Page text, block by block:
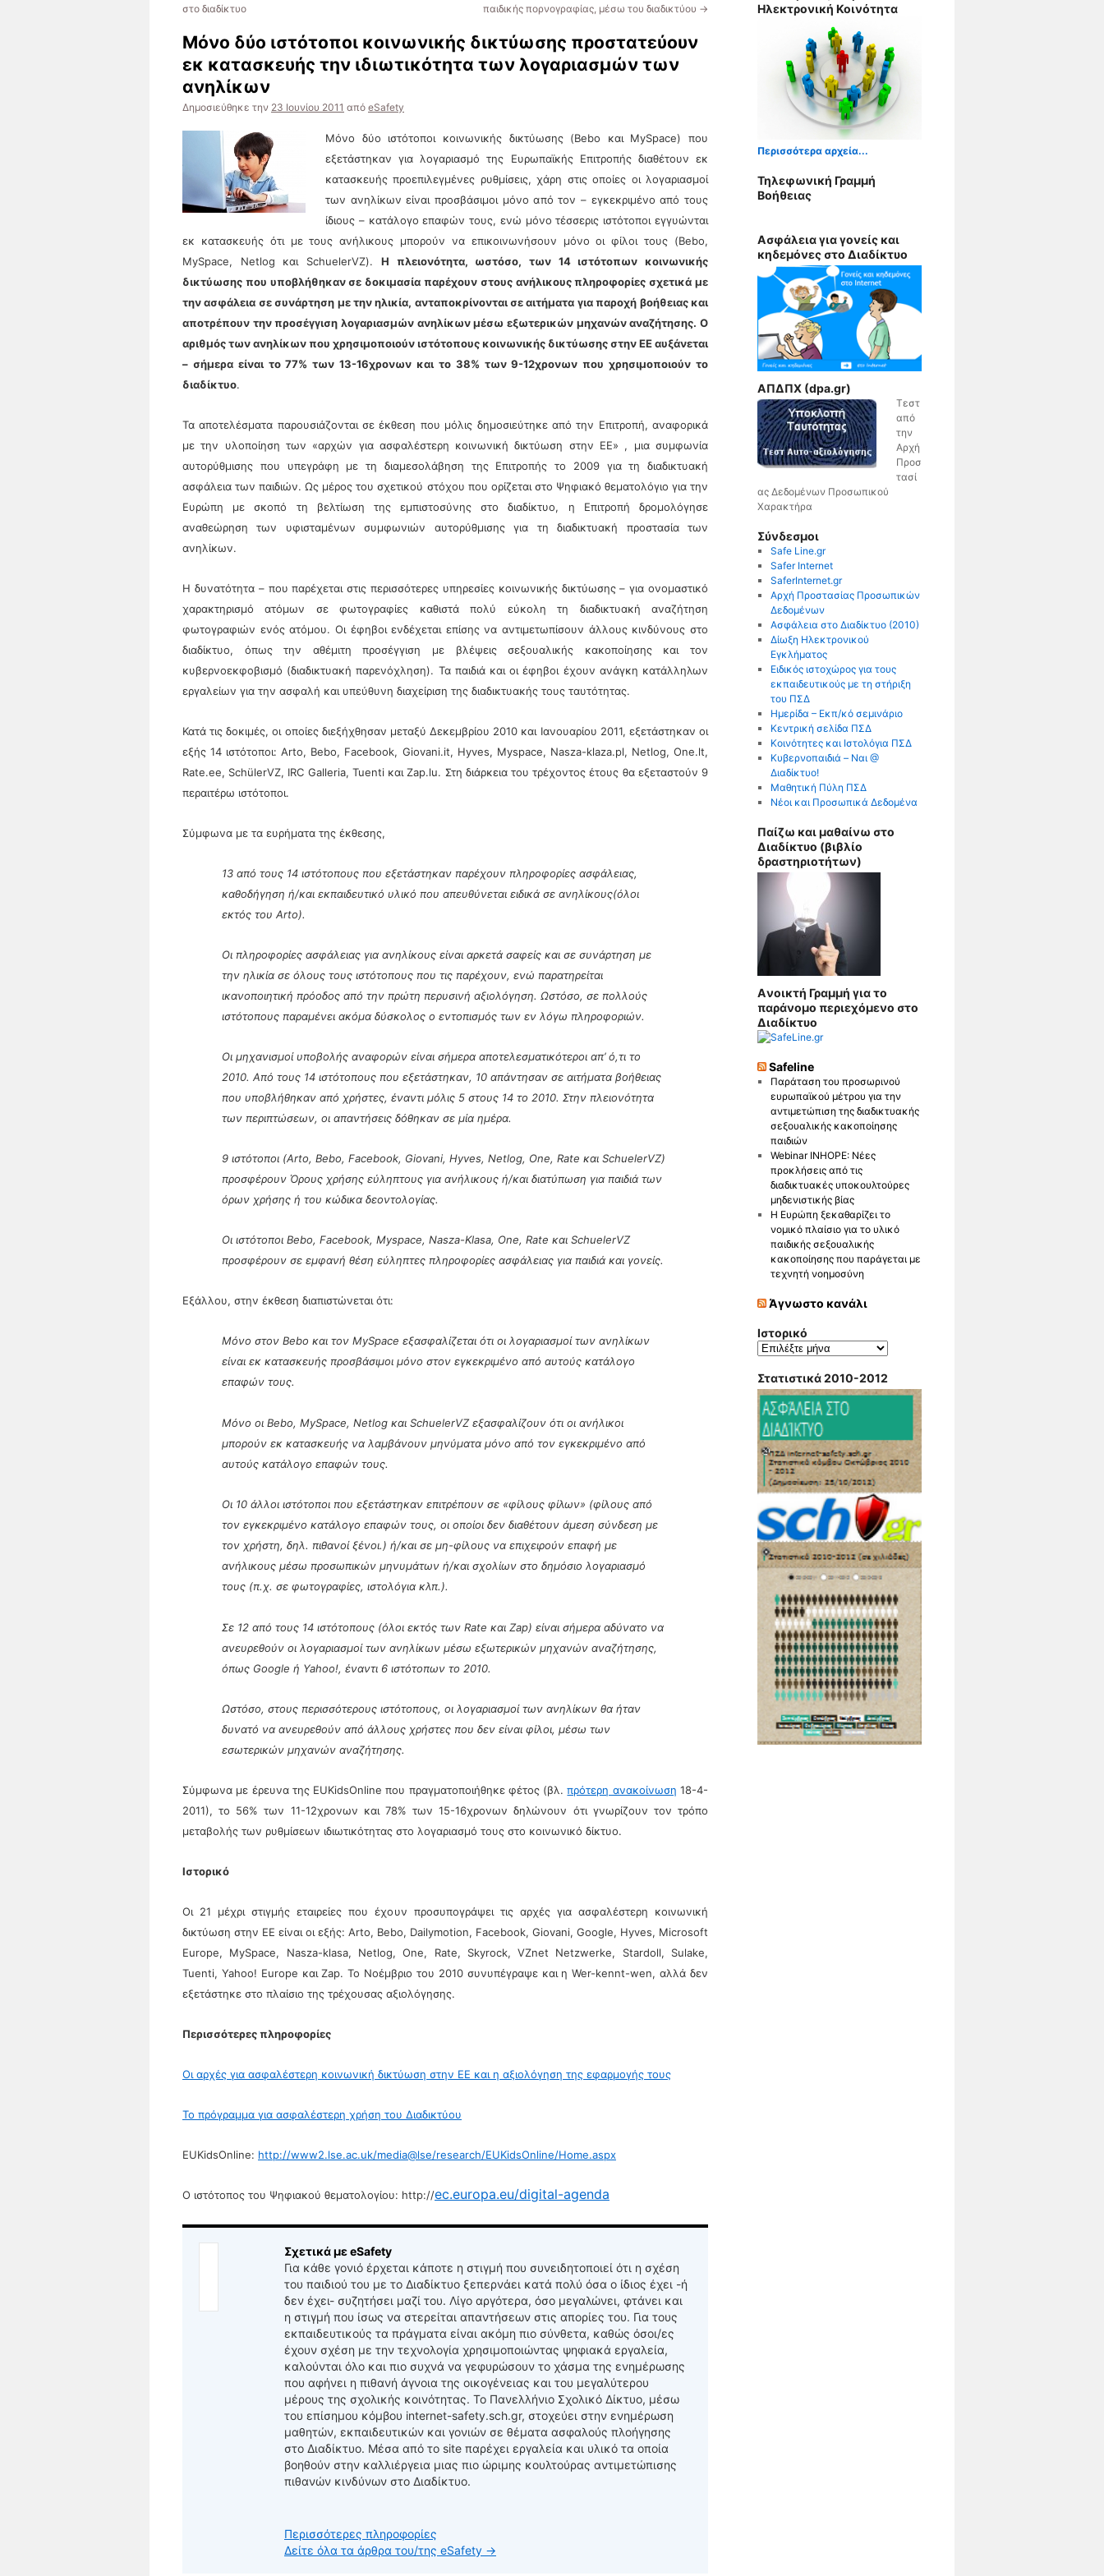
στο διαδίκτυο
παιδικής πορνογραφίας, μέσω του διαδικτύου →
Μόνο δύο ιστότοποι κοινωνικής δικτύωσης προστατεύουν
εκ κατασκευής την ιδιωτικότητα των λογαριασμών των
ανηλίκων
Δημοσιεύθηκε την 23 Ιουνίου 2011 από eSafety
Μόνο δύο ιστότοποι κοινωνικής δικτύωσης (Bebo και MySpace) που
εξετάστηκαν για λογαριασμό της Ευρωπαϊκής Επιτροπής διαθέτουν εκ
κατασκευής προεπιλεγμένες ρυθμίσεις, χάρη στις οποίες οι λογαριασμοί
των ανηλίκων είναι προσβάσιμοι μόνο από τον – εγκεκριμένο από τους
ίδιους – κατάλογο επαφών τους, ενώ μόνο τέσσερις ιστότοποι εγγυώνται
εκ κατασκευής ότι με τους ανήλικους μπορούν να επικοινωνήσουν μόνο οι φίλοι τους (Bebo,
MySpace, Netlog και SchuelerVZ). Η πλειονότητα, ωστόσο, των 14 ιστότοπων κοινωνικής
δικτύωσης που υποβλήθηκαν σε δοκιμασία παρέχουν στους ανήλικους πληροφορίες σχετικά με
την ασφάλεια σε συνάρτηση με την ηλικία, ανταποκρίνονται σε αιτήματα για παροχή βοήθειας και
αποτρέπουν την προσέγγιση λογαριασμών ανηλίκων μέσω εξωτερικών μηχανών αναζήτησης. O
αριθμός των ανηλίκων που χρησιμοποιούν ιστότοπους κοινωνικής δικτύωσης στην ΕΕ αυξάνεται
– σήμερα είναι το 77% των 13-16χρονων και το 38% των 9-12χρονων που χρησιμοποιούν το
διαδίκτυο.
Τα αποτελέσματα παρουσιάζονται σε έκθεση που μόλις δημοσιεύτηκε από την Επιτροπή, αναφορικά
με την υλοποίηση των «αρχών για ασφαλέστερη κοινωνική δικτύωση στην ΕΕ» , μια συμφωνία
αυτορύθμισης που υπεγράφη με τη διαμεσολάβηση της Επιτροπής το 2009 για τη διαδικτυακή
ασφάλεια των παιδιών. Ως μέρος του σχετικού στόχου που ορίζεται στο Ψηφιακό θεματολόγιο για την
Ευρώπη με σκοπό τη βελτίωση της εμπιστοσύνης στο διαδίκτυο, η Επιτροπή δρομολόγησε
αναθεώρηση των υφισταμένων συμφωνιών αυτορύθμισης για τη διαδικτυακή προστασία των
ανηλίκων.
Η δυνατότητα – που παρέχεται στις περισσότερες υπηρεσίες κοινωνικής δικτύωσης – για ονομαστικό
χαρακτηρισμό ατόμων σε φωτογραφίες καθιστά πολύ εύκολη τη διαδικτυακή αναζήτηση
φωτογραφιών ενός ατόμου. Οι έφηβοι ενδέχεται επίσης να αντιμετωπίσουν άλλους κινδύνους στο
διαδίκτυο, όπως την αθέμιτη προσέγγιση με βλέψεις σεξουαλικής κακοποίησης και τον
κυβερνοεκφοβισμό (διαδικτυακή παρενόχληση). Τα παιδιά και οι έφηβοι έχουν ανάγκη κατάλληλων
εργαλείων για την ασφαλή και υπεύθυνη διαχείριση της διαδικτυακής τους ταυτότητας.
Κατά τις δοκιμές, οι οποίες διεξήχθησαν μεταξύ Δεκεμβρίου 2010 και Ιανουαρίου 2011, εξετάστηκαν οι
εξής 14 ιστότοποι: Arto, Bebo, Facebook, Giovani.it, Hyves, Myspace, Nasza-klaza.pl, Netlog, One.lt,
Rate.ee, SchülerVZ, IRC Galleria, Tuenti και Zap.lu. Στη διάρκεια του τρέχοντος έτους θα εξεταστούν 9
περαιτέρω ιστότοποι.
Σύμφωνα με τα ευρήματα της έκθεσης,
13 από τους 14 ιστότοπους που εξετάστηκαν παρέχουν πληροφορίες ασφάλειας,
καθοδήγηση ή/και εκπαιδευτικό υλικό που απευθύνεται ειδικά σε ανηλίκους(όλοι
εκτός του Arto).
Οι πληροφορίες ασφάλειας για ανηλίκους είναι αρκετά σαφείς και σε συνάρτηση με
την ηλικία σε όλους τους ιστότοπους που τις παρέχουν, ενώ παρατηρείται
ικανοποιητική πρόοδος από την πρώτη περυσινή αξιολόγηση. Ωστόσο, σε πολλούς
ιστότοπους παραμένει ακόμα δύσκολος ο εντοπισμός των εν λόγω πληροφοριών.
Οι μηχανισμοί υποβολής αναφορών είναι σήμερα αποτελεσματικότεροι απ’ ό,τι το
2010. Από τους 14 ιστότοπους που εξετάστηκαν, 10 απάντησαν σε αιτήματα βοήθειας
που υποβλήθηκαν από χρήστες, έναντι μόλις 5 στους 14 το 2010. Στην πλειονότητα
των περιπτώσεων, οι απαντήσεις δόθηκαν σε μία ημέρα.
9 ιστότοποι (Arto, Bebo, Facebook, Giovani, Hyves, Netlog, One, Rate και SchuelerVZ)
προσφέρουν Όρους χρήσης εύληπτους για ανήλικους ή/και διατύπωση για παιδιά των
όρων χρήσης ή του κώδικα δεοντολογίας.
Οι ιστότοποι Bebo, Facebook, Myspace, Nasza-Klasa, One, Rate και SchuelerVZ
προσφέρουν σε εμφανή θέση εύληπτες πληροφορίες ασφάλειας για παιδιά και γονείς.
Εξάλλου, στην έκθεση διαπιστώνεται ότι:
Μόνο στον Bebo και τον MySpace εξασφαλίζεται ότι οι λογαριασμοί των ανηλίκων
είναι εκ κατασκευής προσβάσιμοι μόνο στον εγκεκριμένο από αυτούς κατάλογο
επαφών τους.
Μόνο οι Bebo, MySpace, Netlog και SchuelerVZ εξασφαλίζουν ότι οι ανήλικοι
μπορούν εκ κατασκευής να λαμβάνουν μηνύματα μόνο από τον εγκεκριμένο από
αυτούς κατάλογο επαφών τους.
Οι 10 άλλοι ιστότοποι που εξετάστηκαν επιτρέπουν σε «φίλους φίλων» (φίλους από
τον εγκεκριμένο κατάλογο επαφών τους, οι οποίοι δεν διαθέτουν άμεση σύνδεση με
τον χρήστη, δηλ. πιθανοί ξένοι.) ή/και σε μη-φίλους να επιχειρούν επαφή με
ανήλικους μέσω προσωπικών μηνυμάτων ή/και σχολίων στο δημόσιο λογαριασμό
τους (π.χ. σε φωτογραφίες, ιστολόγια κλπ.).
Σε 12 από τους 14 ιστότοπους (όλοι εκτός των Rate και Zap) είναι σήμερα αδύνατο να
ανευρεθούν οι λογαριασμοί των ανηλίκων μέσω εξωτερικών μηχανών αναζήτησης,
όπως Google ή Yahoo!, έναντι 6 ιστότοπων το 2010.
Ωστόσο, στους περισσότερους ιστότοπους, οι λογαριασμοί των ανηλίκων θα ήταν
δυνατό να ανευρεθούν από άλλους χρήστες που δεν είναι φίλοι, μέσω των
εσωτερικών μηχανών αναζήτησης.
Σύμφωνα με έρευνα της EUKidsOnline που πραγματοποιήθηκε φέτος (βλ.πρότερη ανακοίνωση 18-4-
2011), το 56% των 11-12χρονων και 78% των 15-16χρονων δηλώνουν ότι γνωρίζουν τον τρόπο
μεταβολής των ρυθμίσεων ιδιωτικότητας στο λογαριασμό τους στο κοινωνικό δίκτυο.
Ιστορικό
Οι 21 μέχρι στιγμής εταιρείες που έχουν προσυπογράψει τις αρχές για ασφαλέστερη κοινωνική
δικτύωση στην ΕΕ είναι οι εξής: Arto, Bebo, Dailymotion, Facebook, Giovani, Google, Hyves, Microsoft
Europe, MySpace, Nasza-klasa, Netlog, One, Rate, Skyrock, VZnet Netzwerke, Stardoll, Sulake,
Tuenti, Yahoo! Europe και Zap. Το Νοέμβριο του 2010 συνυπέγραψε και η Wer-kennt-wen, αλλά δεν
εξετάστηκε στο πλαίσιο της τρέχουσας αξιολόγησης.
Περισσότερες πληροφορίες
Οι αρχές για ασφαλέστερη κοινωνική δικτύωση στην ΕΕ και η αξιολόγηση της εφαρμογής τους
Το πρόγραμμα για ασφαλέστερη χρήση του Διαδικτύου
EUKidsOnline: http://www2.lse.ac.uk/media@lse/research/EUKidsOnline/Home.aspx
Ο ιστότοπος του Ψηφιακού θεματολογίου: http://ec.europa.eu/digital-agenda
Σχετικά με eSafety
Για κάθε γονιό έρχεται κάποτε η στιγμή που συνειδητοποιεί ότι η σχέση
του παιδιού του με το Διαδίκτυο ξεπερνάει κατά πολύ όσα ο ίδιος έχει -ή
δεν έχει- συζητήσει μαζί του. Λίγο αργότερα, όσο μεγαλώνει, φτάνει και
η στιγμή που ίσως να στερείται απαντήσεων στις απορίες του. Για τους
εκπαιδευτικούς τα πράγματα είναι ακόμη πιο σύνθετα, καθώς όσοι/ες
έχουν σχέση με την τεχνολογία χρησιμοποιώντας ψηφιακά εργαλεία,
καλούνται όλο και πιο συχνά να γεφυρώσουν το χάσμα της ενημέρωσης
που αφήνει η πιθανή άγνοια της οικογένειας και του μεγαλύτερου
μέρους της σχολικής κοινότητας. Το Πανελλήνιο Σχολικό Δίκτυο, μέσω
του επίσημου κόμβου internet-safety.sch.gr, στοχεύει στην ενημέρωση
μαθητών, εκπαιδευτικών και γονιών σε θέματα ασφαλούς πλοήγησης
στο Διαδίκτυο. Μέσα από το site παρέχει εργαλεία και υλικό τα οποία
βοηθούν στην καλλιέργεια μιας πιο ώριμης κουλτούρας αντιμετώπισης
πιθανών κινδύνων στο Διαδίκτυο.
Περισσότερες πληροφορίες
Δείτε όλα τα άρθρα του/της eSafety →
Ηλεκτρονική Κοινότητα
Περισσότερα αρχεία...
Τηλεφωνική Γραμμή
Βοήθειας
Ασφάλεια για γονείς και
κηδεμόνες στο Διαδίκτυο
ΑΠΔΠΧ (dpa.gr)
Τεστ
από
την
Αρχή
Προσ
τασί
ας Δεδομένων Προσωπικού
Χαρακτήρα
Σύνδεσμοι
Safe Line.gr
Safer Internet
SaferInternet.gr
Αρχή Προστασίας Προσωπικών
Δεδομένων
Ασφάλεια στο Διαδίκτυο (2010)
Δίωξη Ηλεκτρονικού
Εγκλήματος
Ειδικός ιστοχώρος για τους
εκπαιδευτικούς με τη στήριξη
του ΠΣΔ
Ημερίδα – Εκπ/κό σεμινάριο
Κεντρική σελίδα ΠΣΔ
Κοινότητες και Ιστολόγια ΠΣΔ
Κυβερνοπαιδιά – Nαι @
Διαδίκτυο!
Μαθητική Πύλη ΠΣΔ
Νέοι και Προσωπικά Δεδομένα
Παίζω και μαθαίνω στο
Διαδίκτυο (βιβλίο
δραστηριοτήτων)
Aνοικτή Γραμμή για το
παράνομο περιεχόμενο στο
Διαδίκτυο
Safeline
Παράταση του προσωρινού
ευρωπαϊκού μέτρου για την
αντιμετώπιση της διαδικτυακής
σεξουαλικής κακοποίησης
παιδιών
Webinar INHOPE: Νέες
προκλήσεις από τις
διαδικτυακές υποκουλτούρες
μηδενιστικής βίας
Η Ευρώπη ξεκαθαρίζει το
νομικό πλαίσιο για το υλικό
παιδικής σεξουαλικής
κακοποίησης που παράγεται με
τεχνητή νοημοσύνη
Άγνωστο κανάλι
Ιστορικό
Ιστορικό
Στατιστικά 2010-2012